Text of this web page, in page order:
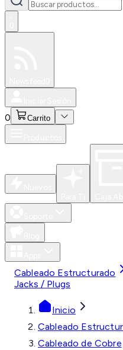
0 Carrito
Cableado Estructurado
Jacks / Plugs
Inicio
Cableado
Cableado de Cobre